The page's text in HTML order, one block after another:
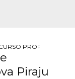
TRANSITO
DE TECNOLOGIA
Piraju